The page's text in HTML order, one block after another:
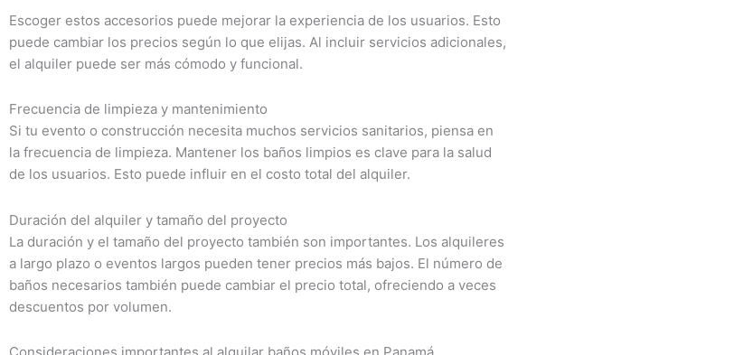
Escoger estos accesorios puede mejorar la experiencia de los usuarios. Esto
puede cambiar los precios según lo que elijas. Al incluir servicios adicionales,
el alquiler puede ser más cómodo y funcional.
Frecuencia de limpieza y mantenimiento
Si tu evento o construcción necesita muchos servicios sanitarios, piensa en
la frecuencia de limpieza. Mantener los baños limpios es clave para la salud
de los usuarios. Esto puede influir en el costo total del alquiler.
Duración del alquiler y tamaño del proyecto
La duración y el tamaño del proyecto también son importantes. Los alquileres
a largo plazo o eventos largos pueden tener precios más bajos. El número de
baños necesarios también puede cambiar el precio total, ofreciendo a veces
descuentos por volumen.